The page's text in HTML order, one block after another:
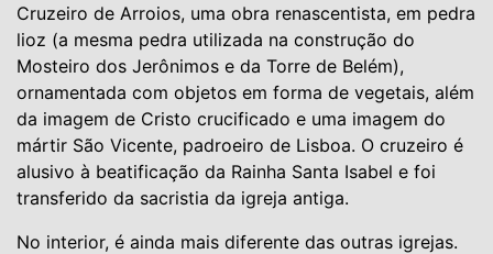
Cruzeiro de Arroios, uma obra renascentista, em pedra
lioz (a mesma pedra utilizada na construção do
Mosteiro dos Jerônimos e da Torre de Belém),
ornamentada com objetos em forma de vegetais, além
da imagem de Cristo crucificado e uma imagem do
mártir São Vicente, padroeiro de Lisboa. O cruzeiro é
alusivo à beatificação da Rainha Santa Isabel e foi
transferido da sacristia da igreja antiga.
No interior, é ainda mais diferente das outras igrejas.